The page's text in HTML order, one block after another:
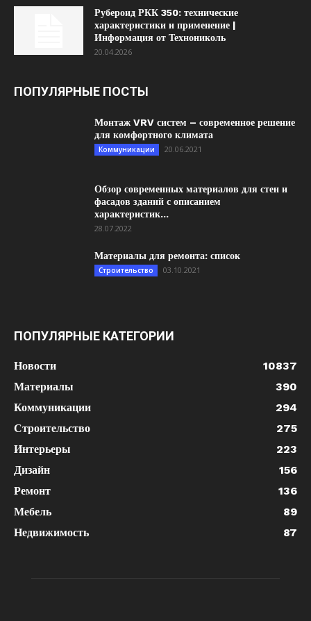
Рубероид РКК 350: технические
характеристики и применение |
Информация от Технониколь
20.04.2026
ПОПУЛЯРНЫЕ ПОСТЫ
Монтаж VRV систем – современное решение
для комфортного климата
Коммуникации 20.06.2021
Обзор современных материалов для стен и
фасадов зданий с описанием
характеристик...
28.07.2022
Материалы для ремонта: список
Строительство 03.10.2021
ПОПУЛЯРНЫЕ КАТЕГОРИИ
Новости
10837
Материалы
390
Коммуникации
294
Строительство
275
Интерьеры
223
Дизайн
156
Ремонт
136
Мебель
89
Недвижимость
87